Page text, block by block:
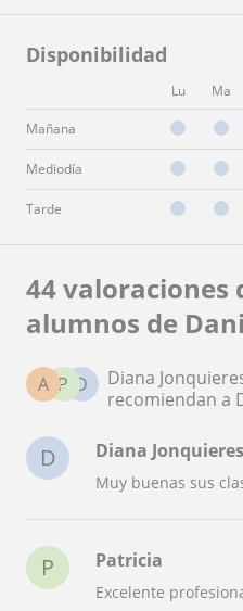
Disponibilidad
Lu Ma
Mañana
Mediodía
Tarde
44 valoraciones
alumnos de
D
P
A
Diana
recomiendan a
D Diana Jonquieres
Muy buenas sus
P Patricia
Excelente